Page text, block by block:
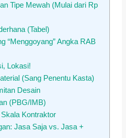
Tipe Mewah (Mulai dari Rp
(Tabel)
“Menggoyang” Angka RAB
Lokasi!
(Sang Penentu Kasta)
Desain
(PBG/IMB)
Kontraktor
Jasa Saja vs. Jasa +